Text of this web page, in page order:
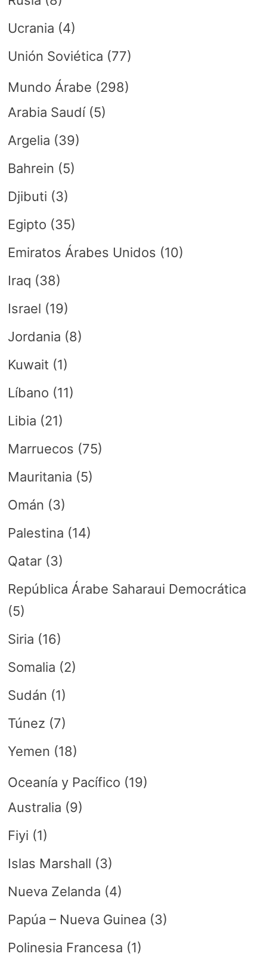
Ucrania (4)
Unión Soviética (77)
Mundo Árabe (298)
Arabia Saudí(5)
Argelia (39)
Bahrein (5)
Djibuti (3)
Egipto (35)
Emiratos Árabes Unidos (10)
Iraq (38)
Israel (19)
Jordania (8)
Kuwait (1)
Líbano (11)
Libia (21)
Marruecos (75)
Mauritania (5)
Omán (3)
Palestina (14)
Qatar(3)
República Árabe Saharaui Democrática
(5)
Siria (16)
Somalia (2)
Sudán (1)
Túnez (7)
Yemen (18)
Oceanía y Pacífico (19)
Australia (9)
Fiyi (1)
Islas Marshall (3)
Nueva Zelanda (4)
Papúa – Nueva Guinea (3)
Polinesia Francesa (1)